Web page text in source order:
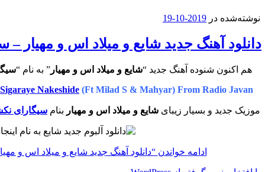
نوشته‌شده در 2019-10-19
دانلود آهنگ جدید شایع و میلاد اس و مهیار –
هم اکنون شنوده آهنگ جدید “شایع و میلاد اس و مهیار ” به نام “
Sigaraye Nakeshide (Ft Milad S & Mahyar) From Radio Javan
موزیک جدید و بسیار زیبای شایع و میلاد اس و مهیار بنام سیگارای
ادامه خواندن “دانلود آهنگ جدید شایع و میلاد اس و